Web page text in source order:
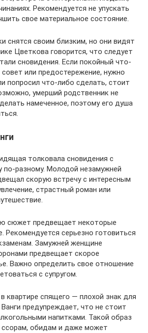
Рекомендуется не упускать
свое материальное состояние.
снятся своим близким, но они видят
Цветкова говорится, что следует
сновидения. Если покойный что-
или предостережение, нужно
попросил что-либо сделать, стоит
умерший родственник не
намеченное, поэтому его душа
толковала сновидения с
по-разному. Молодой незамужней
скорую встречу с интересным
страстный роман или
сюжет предвещает некоторые
Рекомендуется серьезно готовиться
Замужней женщине
предвещает скорое
Важно определить свое отношение
с супругом.
квартире спящего — плохой знак для
предупреждает, что не стоит
напитками. Такой образ
ссорам, обидам и даже может